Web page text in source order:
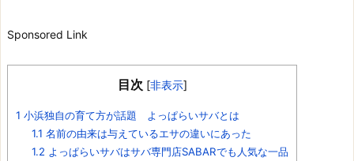
Sponsored Link
目次 [非表示]
1 小浜独自の育て方が話題 よっぱらいサバとは
1.1 名前の由来は与えているエサの違いにあった
1.2 よっぱらいサバはサバ専門店SABARでも人気な一品